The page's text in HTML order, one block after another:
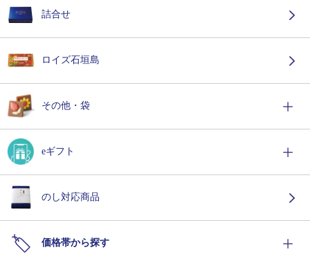
詰合せ
ロイズ石垣島
その他・袋
eギフト
のし対応商品
価格帯から探す